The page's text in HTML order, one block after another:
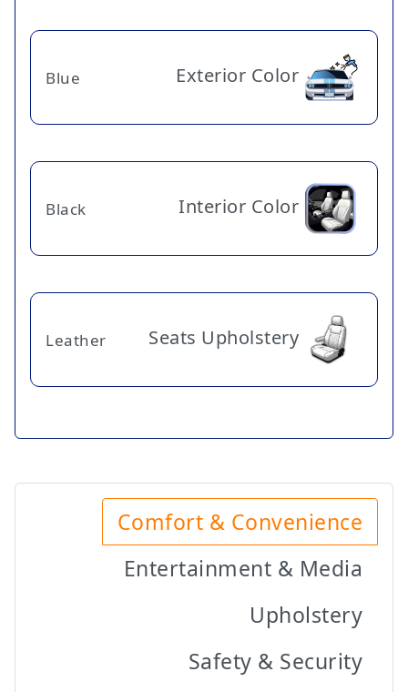
Exterior Color
Blue
Interior Color
Black
Seats Upholstery
Leather
Comfort & Convenience
Entertainment & Media
Upholstery
Safety & Security